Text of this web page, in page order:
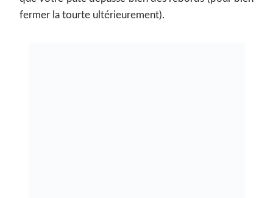
fermer la tourte ultérieurement).